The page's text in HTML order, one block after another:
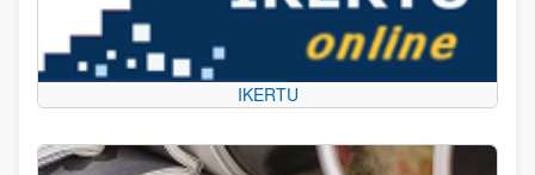
IKERTU